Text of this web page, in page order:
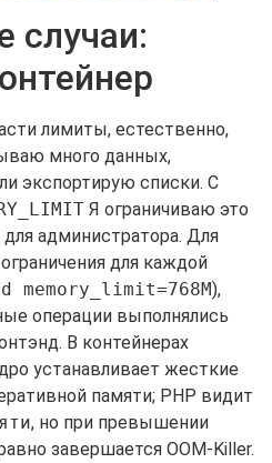
случаи:
лимиты, естественно,
много данных,
экспортирую списки. С
Я ограничиваю это
администратора. Для
для каждой
memory_limit=768M),
операции выполнялись
В контейнерах
устанавливает жесткие
памяти; PHP видит
, но при превышении
завершается OOM-Killer.